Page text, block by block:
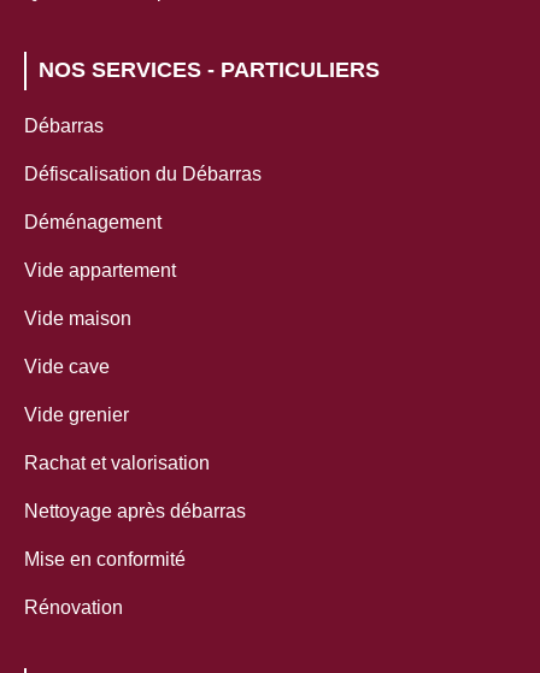
NOS SERVICES - PARTICULIERS
Débarras
Défiscalisation du Débarras
Déménagement
Vide appartement
Vide maison
Vide cave
Vide grenier
Rachat et valorisation
Nettoyage après débarras
Mise en conformité
Rénovation